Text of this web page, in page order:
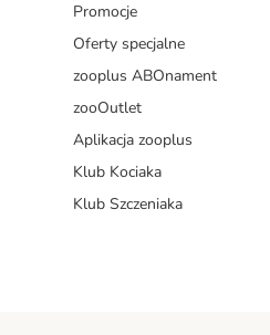
Promocje
Oferty specjalne
zooplus ABOnament
zooOutlet
Aplikacja zooplus
Klub Kociaka
Klub Szczeniaka